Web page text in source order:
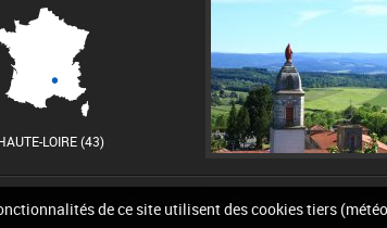
de ce site utilisent des cookies tiers
LOIRE (43)
Accueil Contact Plan du site